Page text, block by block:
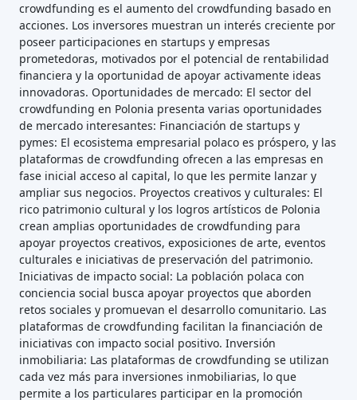
crowdfunding es el aumento del crowdfunding basado en
acciones. Los inversores muestran un interés creciente por
poseer participaciones en startups y empresas
prometedoras, motivados por el potencial de rentabilidad
financiera y la oportunidad de apoyar activamente ideas
innovadoras. Oportunidades de mercado: El sector del
crowdfunding en Polonia presenta varias oportunidades
de mercado interesantes: Financiación de startups y
pymes: El ecosistema empresarial polaco es próspero, y las
plataformas de crowdfunding ofrecen a las empresas en
fase inicial acceso al capital, lo que les permite lanzar y
ampliar sus negocios. Proyectos creativos y culturales: El
rico patrimonio cultural y los logros artísticos de Polonia
crean amplias oportunidades de crowdfunding para
apoyar proyectos creativos, exposiciones de arte, eventos
culturales e iniciativas de preservación del patrimonio.
Iniciativas de impacto social: La población polaca con
conciencia social busca apoyar proyectos que aborden
retos sociales y promuevan el desarrollo comunitario. Las
plataformas de crowdfunding facilitan la financiación de
iniciativas con impacto social positivo. Inversión
inmobiliaria: Las plataformas de crowdfunding se utilizan
cada vez más para inversiones inmobiliarias, lo que
permite a los particulares participar en la promoción